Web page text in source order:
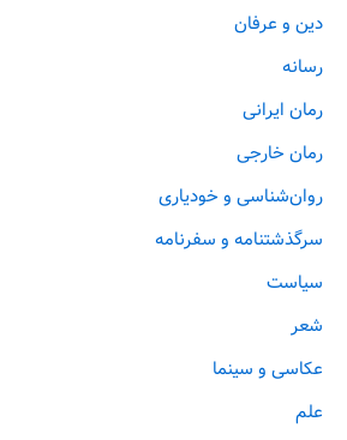
دین و عرفان
رسانه
رمان ایرانی
رمان خارجی
روان‌‌شناسی و خودیاری
سرگذشتنامه و سفرنامه
سیاست
شعر
عکاسی و سینما
علم